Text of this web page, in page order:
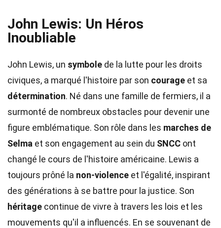
John Lewis: Un Héros
Inoubliable
John Lewis, un symbole de la lutte pour les droits
civiques, a marqué l'histoire par son courage et sa
détermination. Né dans une famille de fermiers, il a
surmonté de nombreux obstacles pour devenir une
figure emblématique. Son rôle dans les marches de
Selma et son engagement au sein du SNCC ont
changé le cours de l'histoire américaine. Lewis a
toujours prôné la non-violence et l'égalité, inspirant
des générations à se battre pour la justice. Son
héritage continue de vivre à travers les lois et les
mouvements qu'il a influencés. En se souvenant de